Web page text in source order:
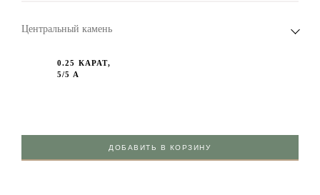
Центральный камень
0.25 КАРАТ,
5/5 А
ДОБАВИТЬ В КОРЗИНУ